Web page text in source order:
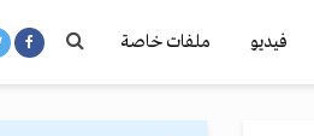
فيديو ملفات خاصة